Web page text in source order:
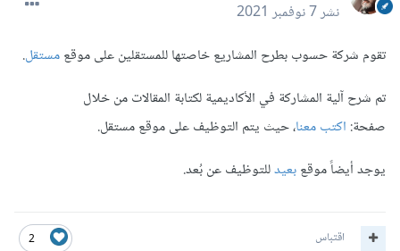
نشر7 نوفمبر 2021
تقوم شركة حسوب بطرح المشاريع خاصتها للمستقلين على موقعمستقل.
تم شرح آلية المشاركة في الأكاديمية لكتابة المقالات من خلال
صفحة: اكتب معنا، حيث يتم التوظيف على موقع مستقل.
يوجد أيضاً موقعبعيدللتوظيف عن بُعد.
2 اقتباس